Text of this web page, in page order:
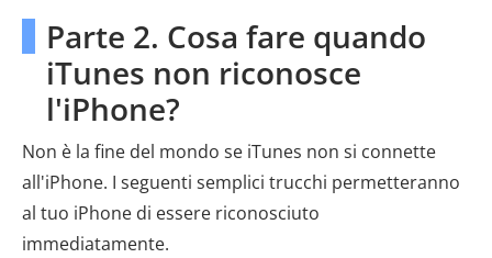
Parte 2. Cosa fare quando
iTunes non riconosce
l'iPhone?
Non è la fine del mondo se iTunes non si connette
all'iPhone. I seguenti semplici trucchi permetteranno
al tuo iPhone di essere riconosciuto
immediatamente.